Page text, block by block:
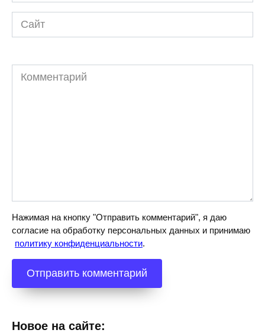
Сайт
Комментарий
Нажимая на кнопку "Отправить комментарий", я даю
согласие на обработку персональных данных и принимаю
политику конфиденциальности.
Новое на сайте: